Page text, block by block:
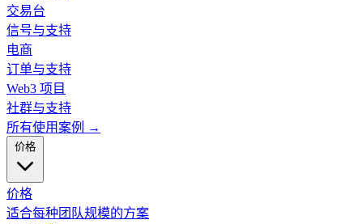
交易台
信号与支持
电商
订单与支持
Web3 项目
社群与支持
所有使用案例 →
价格
价格
适合每种团队规模的方案